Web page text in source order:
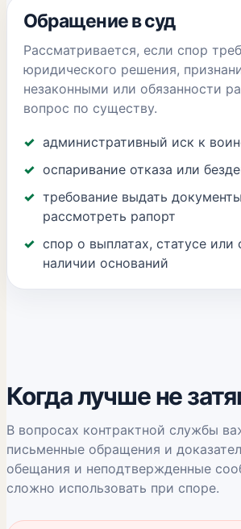
Обращение в суд
Рассматривается, если спор
юридического решения,
незаконными или обязанности
вопрос по существу.
административный иск к
оспаривание отказа или
требование выдать
рассмотреть рапорт
спор о выплатах, статусе или
наличии оснований
Когда лучше не
В вопросах контрактной службы
письменные обращения и
обещания и неподтвержденные
сложно использовать при споре.